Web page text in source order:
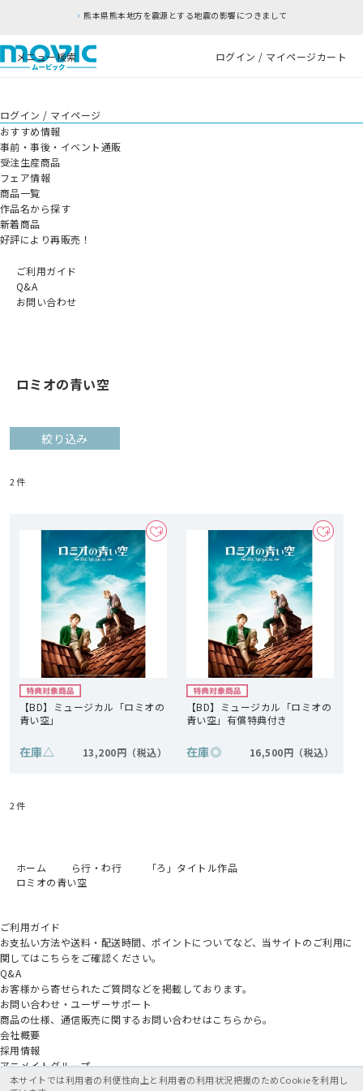
熊本県熊本地方を震源とする地震の影響につきまして
メニュー検索 ログイン / マイページカート
ログイン / マイページ
おすすめ情報
事前・事後・イベント通販
受注生産商品
フェア情報
商品一覧
作品名から探す
新着商品
好評により再販売！
ご利用ガイド
Q&A
お問い合わせ
ロミオの青い空
絞り込み
2件
【BD】ミュージカル「ロミオの
青い空」
在庫△ 13,200円
【BD】ミュージカル「ロミオの
青い空」有償特典付き
在庫◎ 16,500円
2件
ホーム ら行・わ行
「ろ」タイトル作品
ロミオの青い空
ご利用ガイド
お支払い方法や送料・配送時間、ポイントについてなど、当サイトのご利用に
関してはこちらをご確認ください。
Q&A
お客様から寄せられたご質問などを掲載しております。
お問い合わせ・ユーザーサポート
商品の仕様、通信販売に関するお問い合わせはこちらから。
会社概要
採用情報
アニメイトグループ
本サイトでは利用者の利便性向上と利用者の利用状況把握のためCookieを利用し